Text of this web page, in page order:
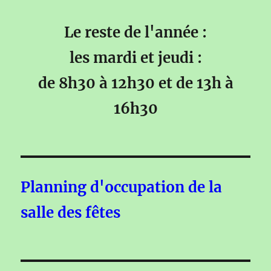
Le reste de l'année :
les mardi et jeudi :
de 8h30 à 12h30 et de 13h à
16h30
Planning d'occupation de la
salle des fêtes